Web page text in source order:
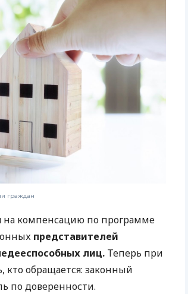
ПУТЕВОДИТЕЛИ ПО
БАНКОВСКИМ КАРТАМ
граждан
на компенсацию по программе
представителей
лиц. Теперь при
кто обращается: законный
по доверенности.